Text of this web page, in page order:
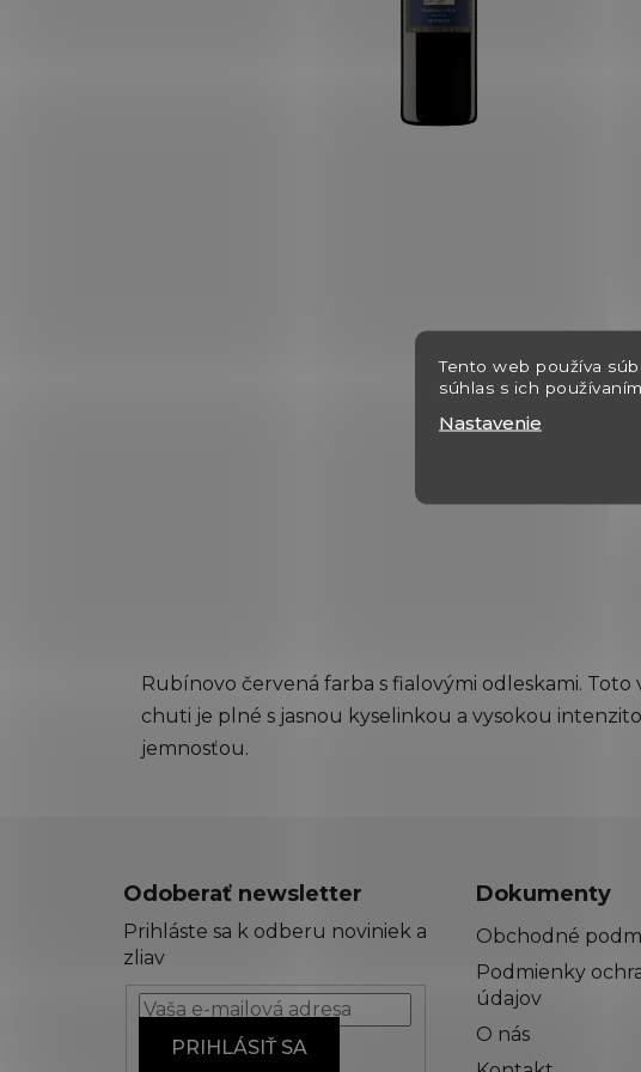
Tento web používa
súhlas s ich
Nastavenie
Rubínovo červená farba s fialovými odleskami.
chuti je plné s jasnou kyselinkou a vysokou
jemnosťou.
Odoberať newsletter
Prihláste sa k odberu noviniek a
zliav
PRIHLÁSIŤ SA
Dokumenty
Obchodné
Podmienky
údajov
O nás